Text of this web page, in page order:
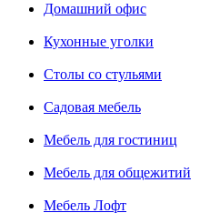
Домашний офис
Кухонные уголки
Столы со стульями
Садовая мебель
Мебель для гостиниц
Мебель для общежитий
Мебель Лофт